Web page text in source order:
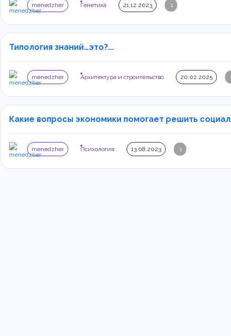
menedzher Генетика 21.12.2023 1
Типология знаний…это?...
menedzher Архитектура и строительство 20.02.2025
Какие вопросы экономики помогает решить
menedzher Психология 13.08.2023 1